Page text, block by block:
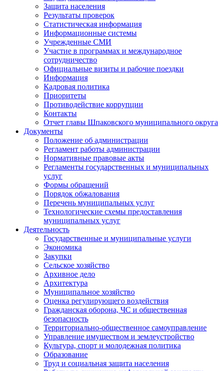
Защита населения
Результаты проверок
Статистическая информация
Информационные системы
Учрежденные СМИ
Участие в программах и международное
сотрудничество
Официальные визиты и рабочие поездки
Информация
Кадровая политика
Приоритеты
Противодействие коррупции
Контакты
Отчет главы Шпаковского муниципального округа
Документы
Положение об администрации
Регламент работы администрации
Нормативные правовые акты
Регламенты государственных и муниципальных
услуг
Формы обращений
Порядок обжалования
Перечень муниципальных услуг
Технологические схемы предоставления
муниципальных услуг
Деятельность
Государственные и муниципальные услуги
Экономика
Закупки
Сельское хозяйство
Архивное дело
Архитектура
Муниципальное хозяйство
Оценка регулирующего воздействия
Гражданская оборона, ЧС и общественная
безопасность
Территориально-общественное самоуправление
Управление имуществом и землеустройство
Культура, спорт и молодежная политика
Образование
Труд и социальная защита населения